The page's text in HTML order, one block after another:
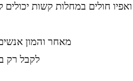
ואפיו חולים במחלות קשות
מאחר והמון
לקבל רק